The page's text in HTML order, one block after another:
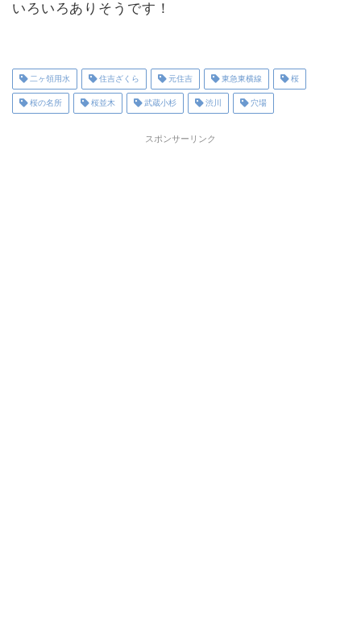
いろいろありそうです！
二ヶ領用水 住吉ざくら 元住吉 東急東横線 桜
桜の名所 桜並木 武蔵小杉 渋川 穴場
スポンサーリンク